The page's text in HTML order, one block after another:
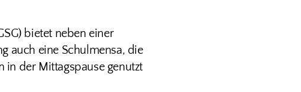
bietet neben einer
auch eine Schulmensa, die
in der Mittagspause genutzt